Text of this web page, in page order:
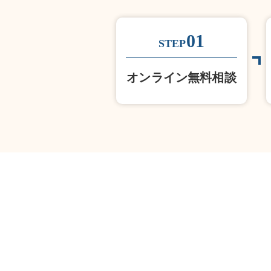
STEP01
オンライン無料相談